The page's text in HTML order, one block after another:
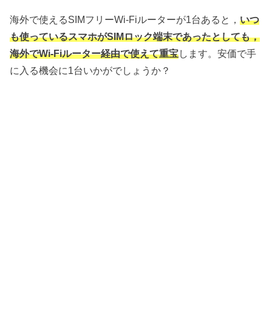
海外で使えるSIMフリーWi-Fiルーターが1台あると，いつ
も使っているスマホがSIMロック端末であったとしても，
海外でWi-Fiルーター経由で使えて重宝します。安価で手
に入る機会に1台いかがでしょうか？